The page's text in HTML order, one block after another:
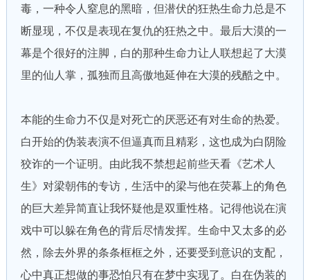
毒，一种令人窒息的黑暗，但潜伏的狂热生命力总是不
断显现，不仅是表现在复仇的狂热之中。最后大漠的一
幕是个很好的注脚，白的那种生命力让人联想起了大漠
里的仙人掌，孤独而且高傲地延伸在大漠的残酷之中。
本能的生命力不仅是对死亡的厌恶还有对生命的热爱。
白开始的伪装表演不但逼真而且精彩，这也成为白阴险
狡诈的一个证明。由此我不禁想起前些天看《艺术人
生》对梁朝伟的专访，生活中的梁与他在荧幕上的角色
的巨大差异简直让我怀疑他是双重性格。记得他说在演
戏中可以躲在角色的背后尽情发挥。生命中又太多的必
然，除去外界的条条框框之外，还要受到意识的支配，
心中真正想做的事恐怕只有在梦中实现了。白在伪装的